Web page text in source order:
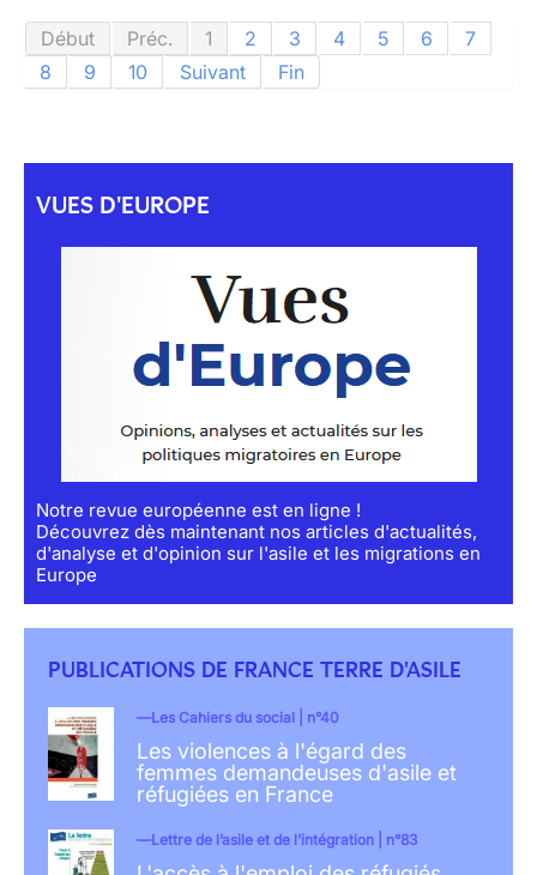
Début Préc. 1 2 3 4 5 6
7
8
9 10 Suivant Fin
VUES D'EUROPE
Notre revue européenne est en ligne !
Découvrez dès maintenant nos articles d'actualités,
d'analyse et d'opinion sur l'asile et les migrations en
Europe
PUBLICATIONS DE FRANCE TERRE D'ASILE
Les Cahiers du social | n°40
Les violences à l'égard des
femmes demandeuses d'asile et
réfugiées en France
Lettre de l’asile et de l’intégration | n°83